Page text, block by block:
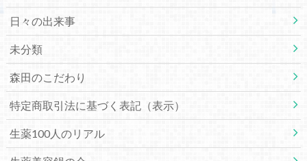
日々の出来事
未分類
森田のこだわり
特定商取引法に基づく表記（表示）
生薬100人のリアル